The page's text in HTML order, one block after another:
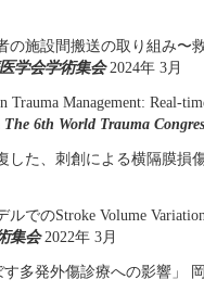
の施設間搬送の取り組み
学会学術集会2024年 3月
Trauma Management: Real-
The 6th World Trauma
した、刺創による横隔膜
ルでのStroke Volume
集会2022年 3月
す多発外傷診療への影響」